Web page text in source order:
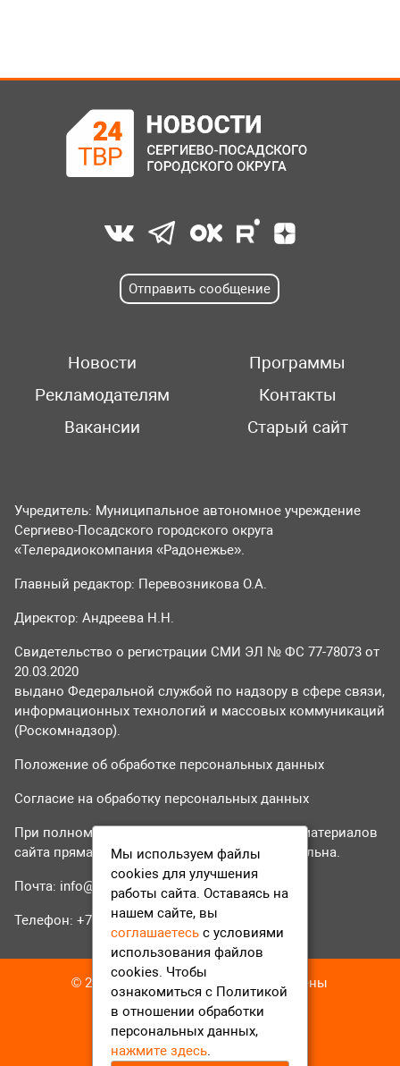
Отправить сообщение
Новости
Программы
Рекламодателям
Контакты
Вакансии
Старый сайт
Учредитель: Муниципальное автономное учреждение
Сергиево-Посадского городского округа
«Телерадиокомпания «Радонежье».
Главный редактор: Перевозникова О.А.
Директор: Андреева Н.Н.
Свидетельство о регистрации СМИ ЭЛ № ФС 77-78073 от
20.03.2020
выдано Федеральной службой по надзору в сфере связи,
информационных технологий и массовых коммуникаций
(Роскомнадзор).
Положение об обработке персональных данных
Согласие на обработку персональных данных
При полном или частичном использовании материалов
сайта прямая гиперссылка на tvr24.tv обязательна.
Почта: info@tvr24.tv
Телефон: +7 (496) 551-04-95
© 2016-2023 ТВР24 Все права защищены
Мы используем файлы
cookies для улучшения
работы сайта. Оставаясь на
нашем сайте, вы
соглашаетесь с условиями
использования файлов
cookies. Чтобы
ознакомиться с Политикой
в отношении обработки
персональных данных,
нажмите здесь.